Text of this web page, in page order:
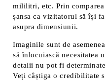
mililitri, etc. Prin
șansa ca vizitatorul să își
asupra dimensiunii.
Imaginile sunt de
să înlocuiască necesitatea
detalii nu pot fi
Veți câștiga o credibilitate